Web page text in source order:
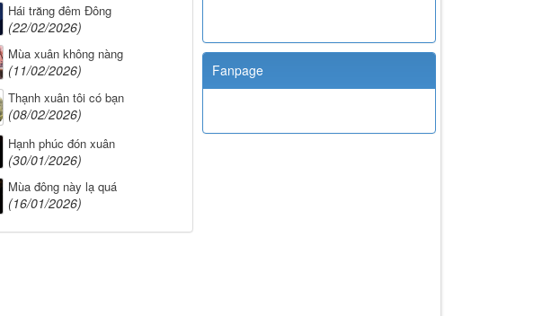
Hái trăng đêm Đông
(22/02/2026)
Mùa xuân không nàng
(11/02/2026)
Thạnh xuân tôi có bạn
(08/02/2026)
Hạnh phúc đón xuân
(30/01/2026)
Mùa đông này lạ quá
(16/01/2026)
Fanpage